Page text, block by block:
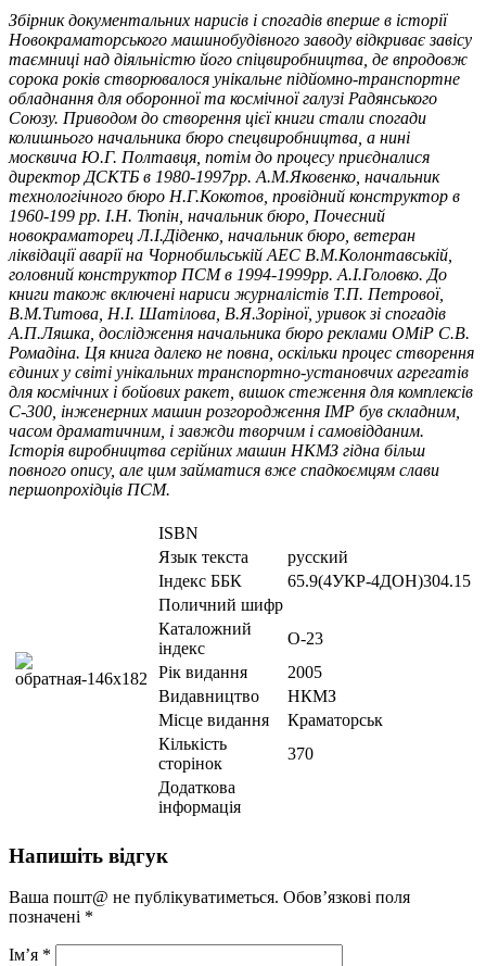
Збірник документальних нарисів і спогадів вперше в історії
Новокраматорського машинобудівного заводу відкриває завісу
таємниці над діяльністю його спіцвиробництва, де впродовж
сорока років створювалося унікальне підйомно-транспортне
обладнання для оборонної та космічної галузі Радянського
Союзу. Приводом до створення цієї книги стали спогади
колишнього начальника бюро спецвиробництва, а нині
москвича Ю.Г. Полтавця, потім до процесу приєдналися
директор ДСКТБ в 1980-1997рр. А.М.Яковенко, начальник
технологічного бюро Н.Г.Кокотов, провідний конструктор в
1960-199 рр. І.Н. Тюпін, начальник бюро, Почесний
новокраматорец Л.І.Діденко, начальник бюро, ветеран
ліквідації аварії на Чорнобильській АЕС В.М.Колонтавській,
головний конструктор ПСМ в 1994-1999рр. А.І.Головко. До
книги також включені нариси журналістів Т.П. Петрової,
В.М.Титова, Н.І. Шатілова, В.Я.Зоріної, уривок зі спогадів
А.П.Ляшка, дослідження начальника бюро реклами ОМіР С.В.
Ромадіна. Ця книга далеко не повна, оскільки процес створення
єдиних у світі унікальних транспортно-установчих агрегатів
для космічних і бойових ракет, вишок стеження для комплексів
С-300, інженерних машин розгородження ІМР був складним,
часом драматичним, і завжди творчим і самовідданим.
Історія виробництва серійних машин НКМЗ гідна більш
повного опису, але цим займатися вже спадкоємцям слави
першопрохідців ПСМ.
ISBN
Язык текста
русский
Iндекс ББК
65.9(4УКР-4ДОН)304.15
Поличний шифр
Каталожний
індекс
О-23
Рік видання
2005
Видавництво
НКМЗ
Місце видання
Краматорськ
Кількість
сторінок
370
Додаткова
інформація
Напишіть відгук
Ваша пошт@ не публікуватиметься. Обов’язкові поля
позначені *
Ім’я *